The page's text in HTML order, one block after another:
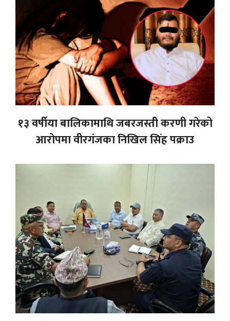
१३ वर्षीया बालिकामाथि जबरजस्ती करणी गरेको
आरोपमा वीरगंजका निखिल सिंह पक्राउ